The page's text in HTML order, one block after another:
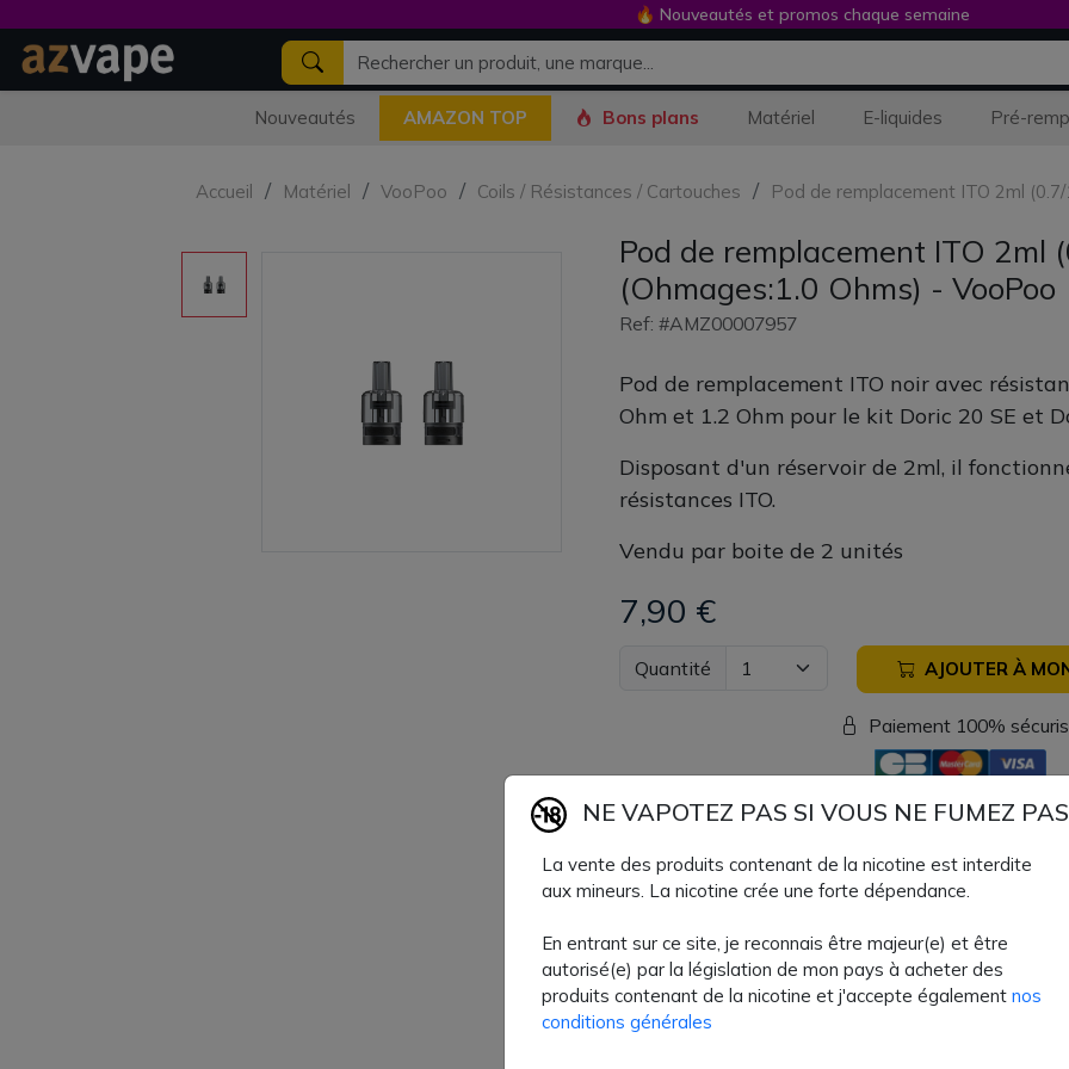
Nouveautés AMAZON TOP Bons plans Matériel E-liquides Pré-
Accueil Matériel VooPoo Coils / Résistances / Cartouches Pod de remplacement ITO 2ml
Pod de remplacement ITO 2ml
(Ohmages:1.0 Ohms) - VooPoo
Ref: #AMZ00007957
Pod de remplacement ITO noir avec
Ohm et 1.2 Ohm pour le kit Doric 20 SE et
Disposant d'un réservoir de 2ml, il
résistances ITO.
Vendu par boite de 2 unités
7,90 €
Quantité AJOUTER À
Paiement 100%
Livraison rapide
Fiche technique
Type de résistance
Résistance
Volume Clearo
2 ml
🔥 Nouveautés et promos chaque semaine
NE VAPOTEZ PAS SI VOUS NE FUMEZ
La vente des produits contenant de la nicotine est interdite
aux mineurs. La nicotine crée une forte dépendance.
En entrant sur ce site, je reconnais être majeur(e) et être
autorisé(e) par la législation de mon pays à acheter des
produits contenant de la nicotine et j'accepte également nos
conditions générales